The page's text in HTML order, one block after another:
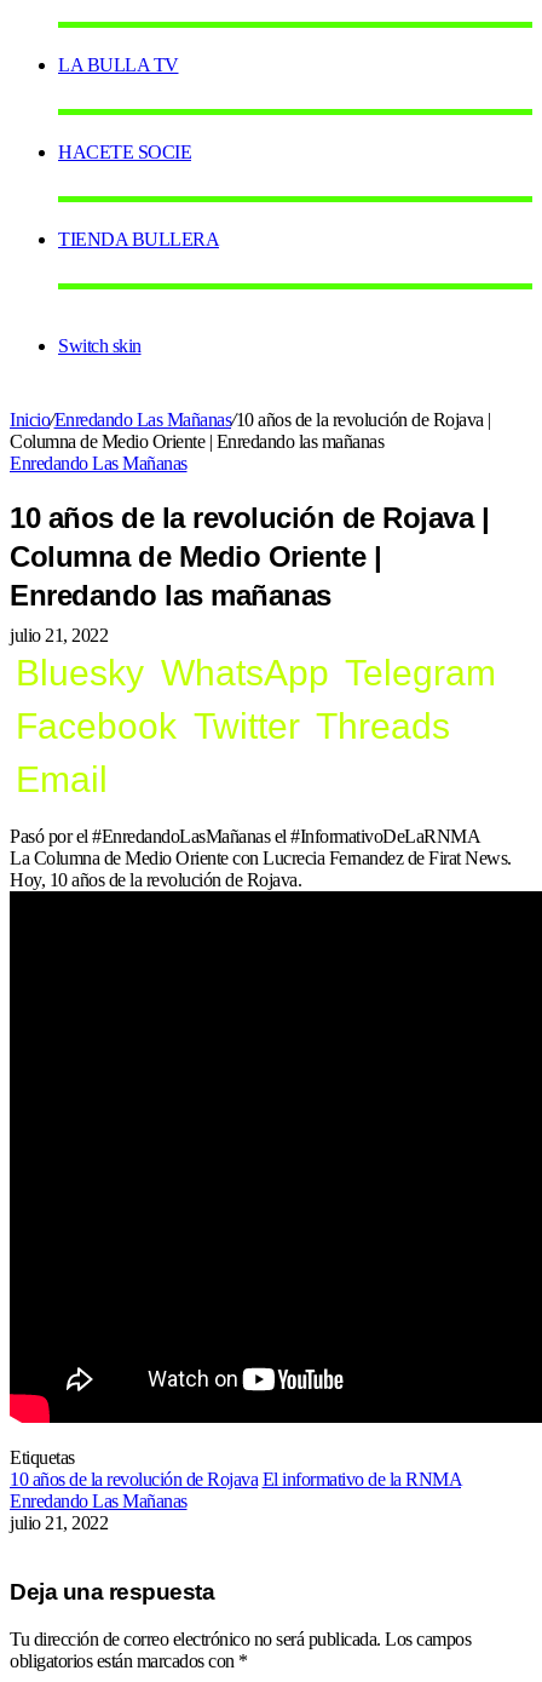
LA BULLA TV
HACETE SOCIE
TIENDA BULLERA
Switch skin
Inicio/Enredando Las Mañanas/10 años de la revolución de Rojava |
Columna de Medio Oriente | Enredando las mañanas
Enredando Las Mañanas
10 años de la revolución de Rojava |
Columna de Medio Oriente |
Enredando las mañanas
julio 21, 2022
Bluesky WhatsApp Telegram
Facebook Twitter Threads
Email
Pasó por el #EnredandoLasMañanas el #InformativoDeLaRNMA
La Columna de Medio Oriente con Lucrecia Fernandez de Firat News.
Hoy, 10 años de la revolución de Rojava.
Etiquetas
10 años de la revolución de Rojava El informativo de la RNMA
Enredando Las Mañanas
julio 21, 2022
Deja una respuesta
Tu dirección de correo electrónico no será publicada. Los campos
obligatorios están marcados con *